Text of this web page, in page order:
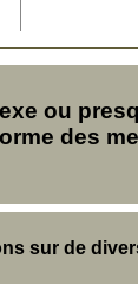
ou
des
sur de